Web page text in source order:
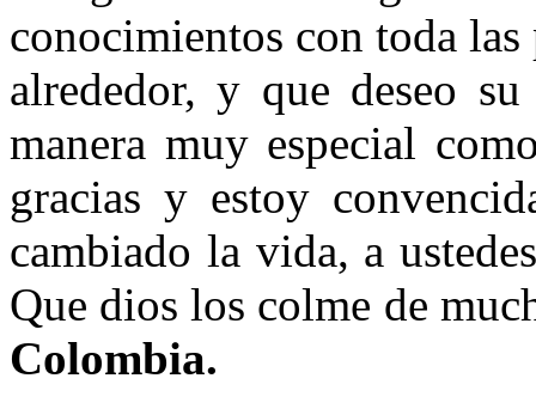
conocimientos con toda las
alrededor, y que deseo
manera muy especial
gracias y estoy
cambiado la vida, a
Que dios los colme de
Colombia.